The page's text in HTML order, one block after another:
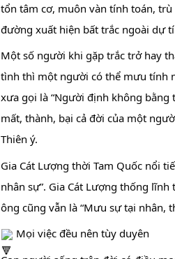
tổn tâm cơ, muôn vàn tính toán,
đường xuất hiện bất trắc ngoài dự
Một số người khi gặp trắc trở hay
tình thì một người có thể mưu tính
xưa gọi là “Người định không bằng
mất, thành, bại cả đời của một
Thiên ý.
Gia Cát Lượng thời Tam Quốc nổi
nhân sự”. Gia Cát Lượng thống
ông cũng vẫn là “Mưu sự tại nhân,
Mọi việc đều nên tùy duyên